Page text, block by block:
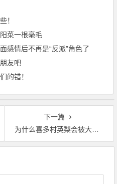
！
菜一根毫毛
感情后不再是“反派”角色了
友吧
的错！
下一篇
为什么喜多村英梨会被大家称为“酋长”？